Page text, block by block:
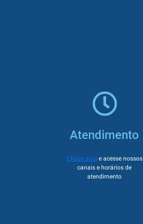
Atendimento
Clique aqui e acesse nossos
canais e horários de
atendimento